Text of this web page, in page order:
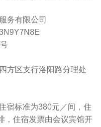
务有限公司
方区支行洛阳路分理处
宿标准为380元／间，住
，住宿发票由会议宾馆开